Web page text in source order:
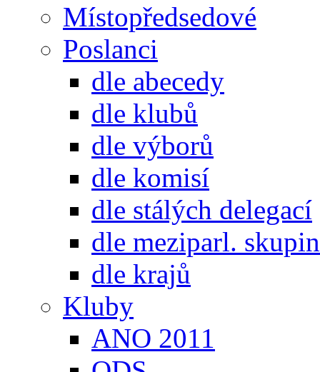
Místopředsedové
Poslanci
dle abecedy
dle klubů
dle výborů
dle komisí
dle stálých delegací
dle meziparl. skupin
dle krajů
Kluby
ANO 2011